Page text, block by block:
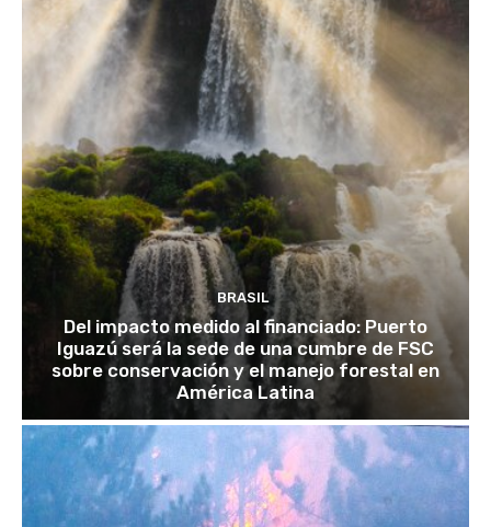
BRASIL
Del impacto medido al financiado: Puerto
Iguazú será la sede de una cumbre de FSC
sobre conservación y el manejo forestal en
América Latina